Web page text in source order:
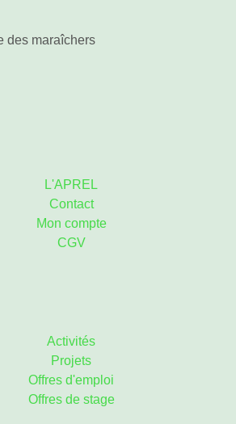
des maraîchers
L'APREL
Contact
Mon compte
CGV
Activités
Projets
Offres d'emploi
Offres de stage